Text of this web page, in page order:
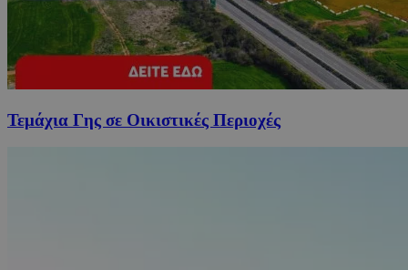
Τεμάχια Γης σε Οικιστικές Περιοχές